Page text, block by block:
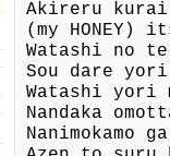
Akireru kurai
(my
Watashi no
Sou dare
Watashi yori
Nandaka